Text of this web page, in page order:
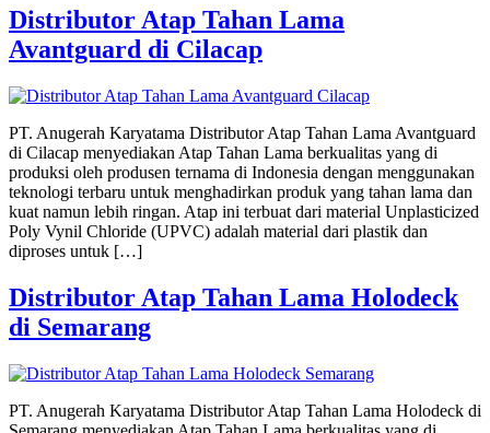
Distributor Atap Tahan Lama
Avantguard di Cilacap
PT. Anugerah Karyatama Distributor Atap Tahan Lama Avantguard
di Cilacap menyediakan Atap Tahan Lama berkualitas yang di
produksi oleh produsen ternama di Indonesia dengan menggunakan
teknologi terbaru untuk menghadirkan produk yang tahan lama dan
kuat namun lebih ringan. Atap ini terbuat dari material Unplasticized
Poly Vynil Chloride (UPVC) adalah material dari plastik dan
diproses untuk […]
Distributor Atap Tahan Lama Holodeck
di Semarang
PT. Anugerah Karyatama Distributor Atap Tahan Lama Holodeck di